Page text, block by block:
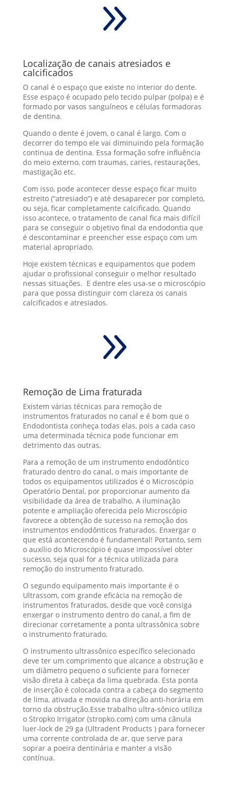
9
Localização de canais atresiados e
calcificados
O canal é o espaço que existe no interior do dente.
Esse espaço é ocupado pelo tecido pulpar (polpa) e é
formado por vasos sanguíneos e células formadoras
de dentina.
Quando o dente é jovem, o canal é largo. Com o
decorrer do tempo ele vai diminuindo pela formação
continua de dentina. Essa formação sofre influência
do meio externo, com traumas, caries, restaurações,
mastigação etc.
Com isso, pode acontecer desse espaço ficar muito
estreito (“atresiado”) e até desaparecer por completo,
ou seja, ficar completamente calcificado. Quando
isso acontece, o tratamento de canal fica mais difícil
para se conseguir o objetivo final da endodontia que
é descontaminar e preencher esse espaço com um
material apropriado.
Hoje existem técnicas e equipamentos que podem
ajudar o profissional conseguir o melhor resultado
nessas situações. E dentre eles usa-se o microscópio
para que possa distinguir com clareza os canais
calcificados e atresiados.
9
Remoção de Lima fraturada
Existem várias técnicas para remoção de
instrumentos fraturados no canal e é bom que o
Endodontista conheça todas elas, pois a cada caso
uma determinada técnica pode funcionar em
detrimento das outras.
Para a remoção de um instrumento endodôntico
fraturado dentro do canal, o mais importante de
todos os equipamentos utilizados é o Microscópio
Operatório Dental, por proporcionar aumento da
visibilidade da área de trabalho. A iluminação
potente e ampliação oferecida pelo Microscópio
favorece a obtenção de sucesso na remoção dos
instrumentos endodônticos fraturados. Enxergar o
que está acontecendo é fundamental! Portanto, sem
o auxílio do Microscópio é quase impossível obter
sucesso, seja qual for a técnica utilizada para
remoção do instrumento fraturado.
O segundo equipamento mais importante é o
Ultrassom, com grande eficácia na remoção de
instrumentos fraturados, desde que você consiga
enxergar o instrumento dentro do canal, a fim de
direcionar corretamente a ponta ultrassônica sobre
o instrumento fraturado.
O instrumento ultrassônico específico selecionado
deve ter um comprimento que alcance a obstrução e
um diâmetro pequeno o suficiente para fornecer
visão direta à cabeça da lima quebrada. Esta ponta
de inserção é colocada contra a cabeça do segmento
de lima, ativada e movida na direção anti-horária em
torno da obstrução.Esse trabalho ultra-sônico utiliza
o Stropko Irrigator (stropko.com) com uma cânula
luer-lock de 29 ga (Ultradent Products ) para fornecer
uma corrente controlada de ar, que serve para
soprar a poeira dentinária e manter a visão
contínua.